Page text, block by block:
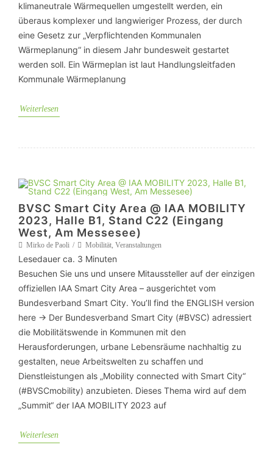
klimaneutrale Wärmequellen umgestellt werden, ein
überaus komplexer und langwieriger Prozess, der durch
eine Gesetz zur „Verpflichtenden Kommunalen
Wärmeplanung“ in diesem Jahr bundesweit gestartet
werden soll. Ein Wärmeplan ist laut Handlungsleitfaden
Kommunale Wärmeplanung
Weiterlesen
BVSC Smart City Area @ IAA MOBILITY
2023, Halle B1, Stand C22 (Eingang
West, Am Messesee)
Mirko de Paoli Mobilität, Veranstaltungen
Lesedauer ca. 3 Minuten
Besuchen Sie uns und unsere Mitaussteller auf der einzigen
offiziellen IAA Smart City Area – ausgerichtet vom
Bundesverband Smart City. You’ll find the ENGLISH version
here -> Der Bundesverband Smart City (#BVSC) adressiert
die Mobilitätswende in Kommunen mit den
Herausforderungen, urbane Lebensräume nachhaltig zu
gestalten, neue Arbeitswelten zu schaffen und
Dienstleistungen als „Mobility connected with Smart City“
(#BVSCmobility) anzubieten. Dieses Thema wird auf dem
„Summit“ der IAA MOBILITY 2023 auf
Weiterlesen